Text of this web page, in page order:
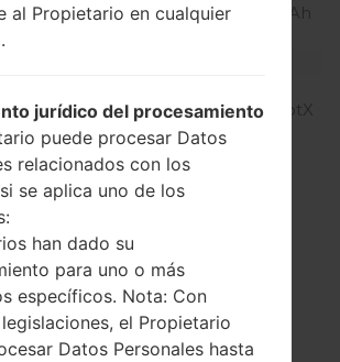
Extraíble Li-Ion 2800 mAh
versión 4.2, A2DP, LE, aptX
HD
Sí
A-GPS, GLONASS, BDS
USB 3.0, Type-C
Wi-Fi 802.11 a/b/g/n/ac,
dual-band, Wi-Fi Direct,
hotspot
al Propietario en cualquier
jurídico del procesamiento
puede procesar Datos
relacionados con los
se aplica uno de los
han dado su
para uno o más
específicos. Nota: Con
el Propietario
Datos Personales hasta